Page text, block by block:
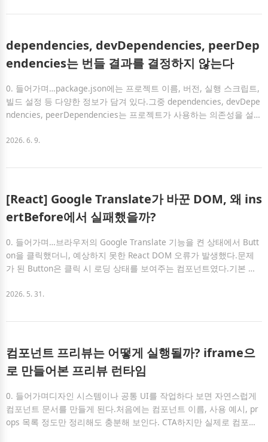
넓혀 보면 두 가지 문제가 있다.?.와 ??는 브라우저가 문법 자체를 이
도 브라우저에 해당 메서드가 없을 수 있다.전자는 코드가 실행되기
전에 문제를 일으키고, 후자는 실행 중에 오류를 일으킨다.어느 ..
dependencies, devDependencies, peerDep
endencies는 번들 결과를 결정하지 않는다
0. 들어가며…package.json에는 프로젝트 이름, 버전, 실행 스크립트,
빌드 설정 등 다양한 정보가 담겨 있다.그중 dependencies, devDepe
ndencies, peerDependencies는 프로젝트가 사용하는 의존성을 설명
관리하는 곳” 정도로 이해하기 쉽다.하지만 실제로 패키지를 설치하
긴다.이 패키지는 dependencies에 넣어야 할까?devDependencies에
만들 때는 단순히 “설치했으니까 dependencies에 넣는다”로 끝나지
않는다.이 패키지가 실행 시 필요한지..
2026. 6. 9.
[React] Google Translate가 바꾼 DOM, 왜 ins
ertBefore에서 실패했을까?
0. 들어가며…브라우저의 Google Translate 기능을 켠 상태에서 Butt
on을 클릭했더니, 예상하지 못한 React DOM 오류가 발생했다.문제
가 된 Button은 클릭 시 로딩 상태를 보여주는 컴포넌트였다.기본 상
true로 바뀌면서 로딩 스피너와 Loading... 텍스트를 보여준다.{isPen
서는 문제가 없었다.하지만 Chrome의 Google Translate 기능을 켠
ror: Failed to execute 'inser..
2026. 5. 31.
컴포넌트 프리뷰는 어떻게 실행될까? iframe으
로 만들어본 프리뷰 런타임
0. 들어가며디자인 시스템이나 공통 UI를 작업하다 보면 자연스럽게
컴포넌트 문서를 만들게 된다.처음에는 컴포넌트 이름, 사용 예시, pr
ops 목록 정도만 정리해도 충분해 보인다. CTA하지만 실제로 컴포넌